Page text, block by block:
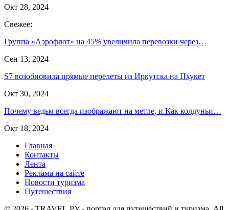
Окт 28, 2024
Свежее:
Группа «Аэрофлот» на 45% увеличила перевозки через…
Сен 13, 2024
S7 возобновила прямые перелеты из Иркутска на Пхукет
Окт 30, 2024
Почему ведьм всегда изображают на метле, и Как колдуньи…
Окт 18, 2024
Главная
Контакты
Лента
Реклама на сайте
Новости туризма
Путешествия